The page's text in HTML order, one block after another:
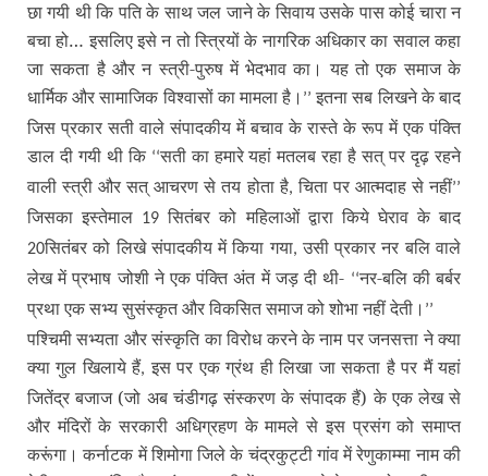
छा गयी थी कि पति के साथ जल जाने के सिवाय उसके पास कोई चारा न
बचा हो… इसलिए इसे न तो स्त्रियों के नागरिक अधिकार का सवाल कहा
जा सकता है और न स्त्री-पुरुष में भेदभाव का। यह तो एक समाज के
धार्मिक और सामाजिक विश्वासों का मामला है। ’’इतना सब लिखने के बाद
जिस प्रकार सती वाले संपादकीय में बचाव के रास्ते के रूप में एक पंक्ति
डाल दी गयी थी कि ‘‘सती का हमारे यहां मतलब रहा है सत् पर दृढ़ रहने
वाली स्त्री और सत् आचरण से तय होता है,चिता पर आत्मदाह से नहीं’’
जिसका इस्तेमाल 19 सितंबर को महिलाओं द्वारा किये घेराव के बाद
20सितंबर को लिखे संपादकीय में किया गया,उसी प्रकार नर बलि वाले
लेख में प्रभाष जोशी ने एक पंक्ति अंत में जड़ दी थी- ‘‘नर-बलि की बर्बर
प्रथा एक सभ्य सुसंस्कृत और विकसित समाज को शोभा नहीं देती। ’’
पश्चिमी सभ्यता और संस्कृति का विरोध करने के नाम पर जनसत्ता ने क्या
क्या गुल खिलाये हैं,इस पर एक ग्रंथ ही लिखा जा सकता है पर मैं यहां
जितेंद्र बजाज (जो अब चंडीगढ़ संस्करण के संपादक हैं) के एक लेख से
और मंदिरों के सरकारी अधिग्रहण के मामले से इस प्रसंग को समाप्त
करूंगा। कर्नाटक में शिमोगा जिले के चंद्रकुट्टी गांव में रेणुकाम्मा नाम की